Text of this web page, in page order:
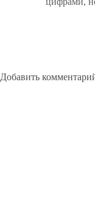
Добавить